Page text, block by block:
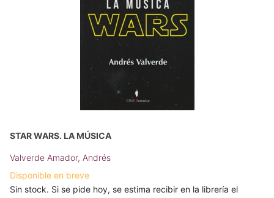
STAR WARS. LA MÚSICA
Valverde Amador, Andrés
Disponible en breve
Sin stock. Si se pide hoy, se estima recibir en la librería el